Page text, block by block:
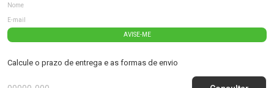
AVISE-ME
Calcule o prazo de entrega e as formas de envio